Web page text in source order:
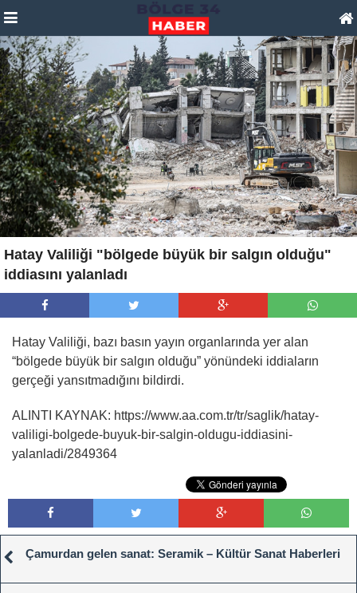
Hatay Valiliği "bölgede büyük bir salgın olduğu"
iddiasını yalanladı
Hatay Valiliği, bazı basın yayın organlarında yer alan
“bölgede büyük bir salgın olduğu” yönündeki iddiaların
gerçeği yansıtmadığını bildirdi.
ALINTI KAYNAK: https://www.aa.com.tr/tr/saglik/hatay-
valiligi-bolgede-buyuk-bir-salgin-oldugu-iddiasini-
yalanladi/2849364
Çamurdan gelen sanat: Seramik – Kültür Sanat Haberleri